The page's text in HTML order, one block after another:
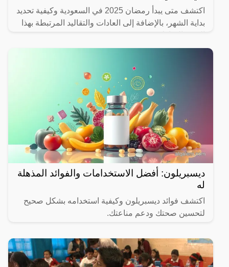
اكتشف متى يبدأ رمضان 2025 في السعودية وكيفية تحديد
بداية الشهر، بالإضافة إلى العادات والتقاليد المرتبطة بهذا
ديسبريلون: أفضل الاستخدامات والفوائد المذهلة
له
اكتشف فوائد ديسبريلون وكيفية استخدامه بشكل صحيح
لتحسين صحتك ودعم مناعتك.